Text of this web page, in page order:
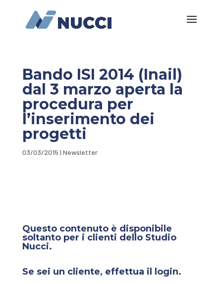
Bando ISI 2014 (Inail)
dal 3 marzo aperta la
procedura per
l’inserimento dei
progetti
03/03/2015 | Newsletter
Questo contenuto è disponibile
soltanto per i clienti dello Studio
Nucci.
Se sei un cliente, effettua il login.